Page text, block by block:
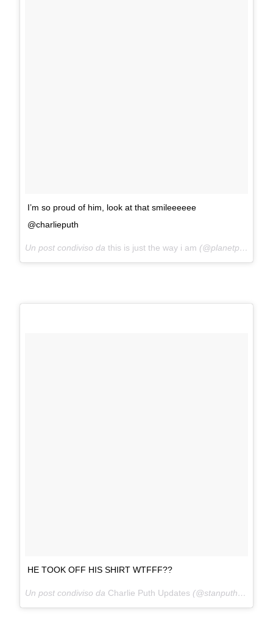
I’m so proud of him, look at that smileeeeee
@charlieputh
Un post condiviso da this is just the way i am (@planetputh) in data:
HE TOOK OFF HIS SHIRT WTFFF??
Un post condiviso da Charlie Puth Updates (@stanputh) in data: